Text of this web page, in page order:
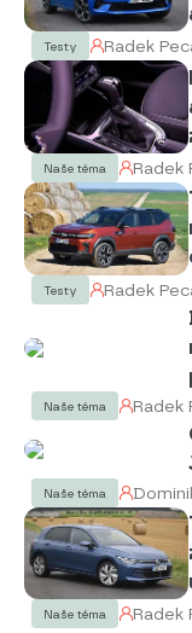
Testy Radek
Naše téma Radek
Testy Radek
Naše téma Radek
Naše téma
Naše téma Radek